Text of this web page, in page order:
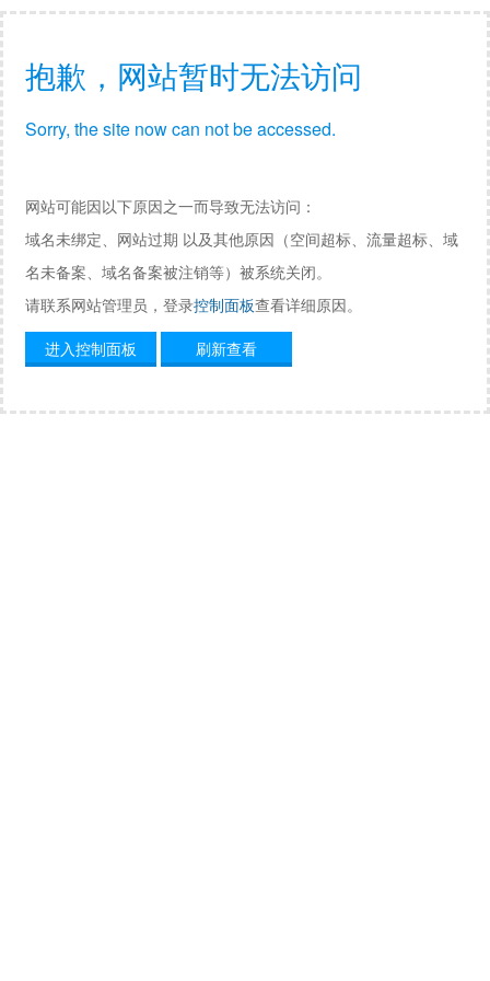
抱歉，网站暂时无法访问
Sorry, the site now can not be accessed.
网站可能因以下原因之一而导致无法访问：
域名未绑定、网站过期 以及其他原因（空间超标、流量超标、域
名未备案、域名备案被注销等）被系统关闭。
请联系网站管理员，登录控制面板查看详细原因。
进入控制面板
刷新查看